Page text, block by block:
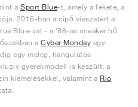
a Sport Blue-t, amely a fekete, a
2016-ban a cipő visszatért a
Blue-val - a '88-as sneaker hű
a Cyber Monday egy
egy meleg, hangulatos
gyerekmodell is készült: a
kiemelésekkel, valamint a Rio